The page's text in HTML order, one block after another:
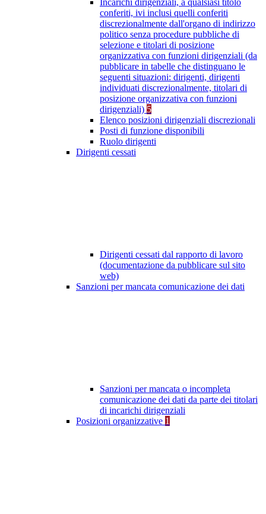
Incarichi dirigenziali, a qualsiasi titolo
conferiti, ivi inclusi quelli conferiti
discrezionalmente dall'organo di indirizzo
politico senza procedure pubbliche di
selezione e titolari di posizione
organizzativa con funzioni dirigenziali (da
pubblicare in tabelle che distinguano le
seguenti situazioni: dirigenti, dirigenti
individuati discrezionalmente, titolari di
posizione organizzativa con funzioni
dirigenziali) 5
Elenco posizioni dirigenziali discrezionali
Posti di funzione disponibili
Ruolo dirigenti
Dirigenti cessati
Dirigenti cessati dal rapporto di lavoro
(documentazione da pubblicare sul sito
web)
Sanzioni per mancata comunicazione dei dati
Sanzioni per mancata o incompleta
comunicazione dei dati da parte dei titolari
di incarichi dirigenziali
Posizioni organizzative 1